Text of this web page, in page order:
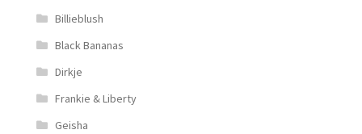
Billieblush
Black Bananas
Dirkje
Frankie & Liberty
Geisha